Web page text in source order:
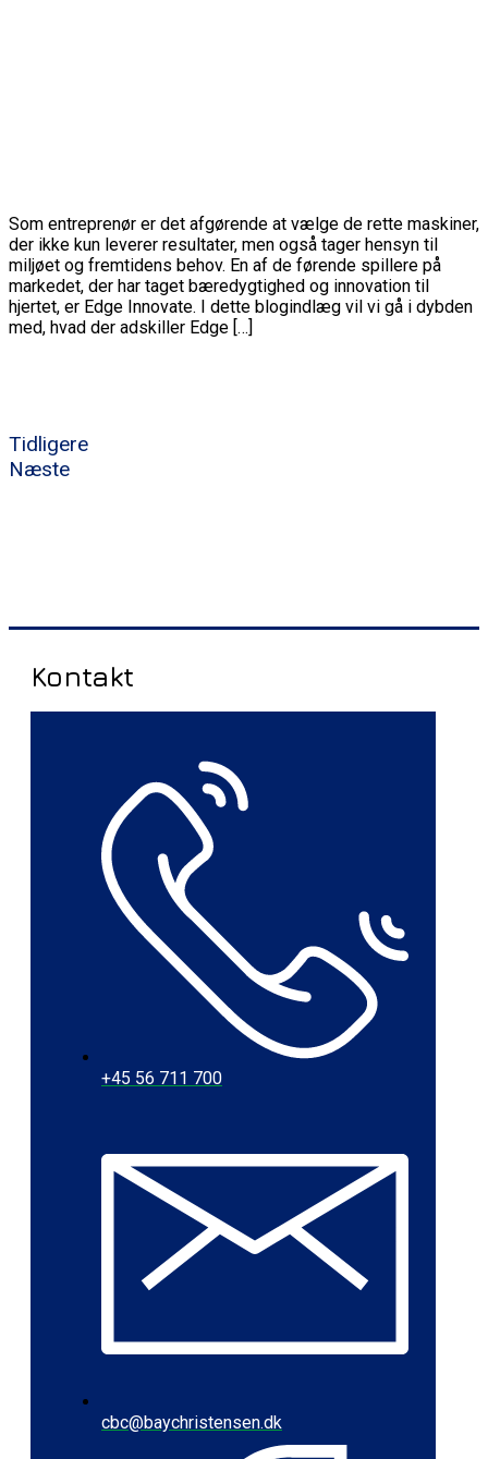
Som entreprenør er det afgørende at vælge de rette maskiner,
der ikke kun leverer resultater, men også tager hensyn til
miljøet og fremtidens behov. En af de førende spillere på
markedet, der har taget bæredygtighed og innovation til
hjertet, er Edge Innovate. I dette blogindlæg vil vi gå i dybden
med, hvad der adskiller Edge […]
Tidligere
Næste
Kontakt
+45 56 711 700
cbc@baychristensen.dk